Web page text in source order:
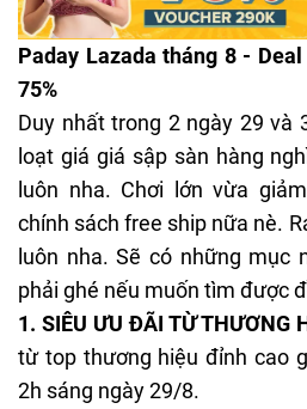
Paday Lazada tháng 8 -
75%
Duy nhất trong 2 ngày 29 và
loạt giá giá sập sàn hàng
luôn nha. Chơi lớn vừa
chính sách free ship nữa nè.
luôn nha. Sẽ có những mục
phải ghé nếu muốn tìm được
1. SIÊU ƯU ĐÃI TỪ THƯƠNG
từ top thương hiệu đỉnh cao
2h sáng ngày 29/8.